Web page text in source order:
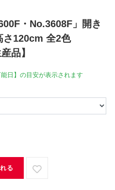
・No.3608F」開き
さ120cm 全2色
品】
日】の目安が表示されます
る